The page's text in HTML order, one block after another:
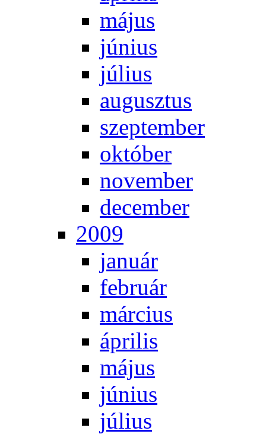
má­jus
jú­ni­us
jú­li­us
au­gusz­tus
szep­tem­ber
ok­tó­ber
no­vem­ber
de­cem­ber
2009
ja­nu­ár
feb­ru­ár
már­ci­us
áp­ri­lis
má­jus
jú­ni­us
jú­li­us